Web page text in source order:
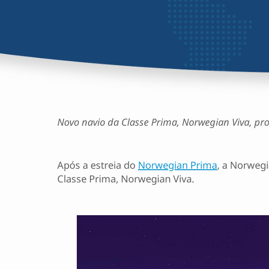
Novo navio da Classe Prima, Norwegian Viva,
Após a estreia do Norwegian Prima, a
Classe Prima, Norwegian Viva.